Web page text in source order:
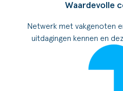
Waardevolle
Netwerk met vakgenoten
uitdagingen kennen en